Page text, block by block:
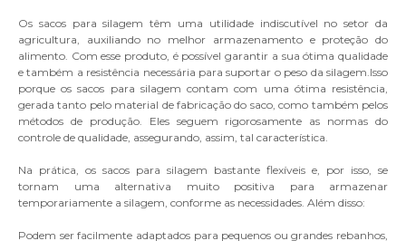
Os sacos para silagem têm uma utilidade indiscutível no setor da
agricultura, auxiliando no melhor armazenamento e proteção do
alimento. Com esse produto, é possível garantir a sua ótima qualidade
e também a resistência necessária para suportar o peso da silagem.Isso
porque os sacos para silagem contam com uma ótima resistência,
gerada tanto pelo material de fabricação do saco, como também pelos
métodos de produção. Eles seguem rigorosamente as normas do
controle de qualidade, assegurando, assim, tal característica.
Na prática, os sacos para silagem bastante flexíveis e, por isso, se
tornam uma alternativa muito positiva para armazenar
temporariamente a silagem, conforme as necessidades. Além disso:
Podem ser facilmente adaptados para pequenos ou grandes rebanhos,